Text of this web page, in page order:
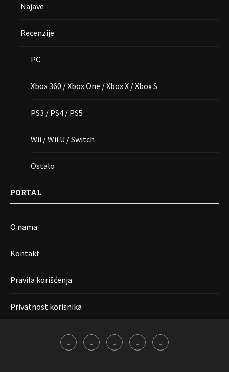
Najave
Recenzije
PC
Xbox 360 / Xbox One / Xbox X / Xbox S
PS3 / PS4 / PS5
Wii / Wii U / Switch
Ostalo
PORTAL
O nama
Kontakt
Pravila korišćenja
Privatnost korisnika